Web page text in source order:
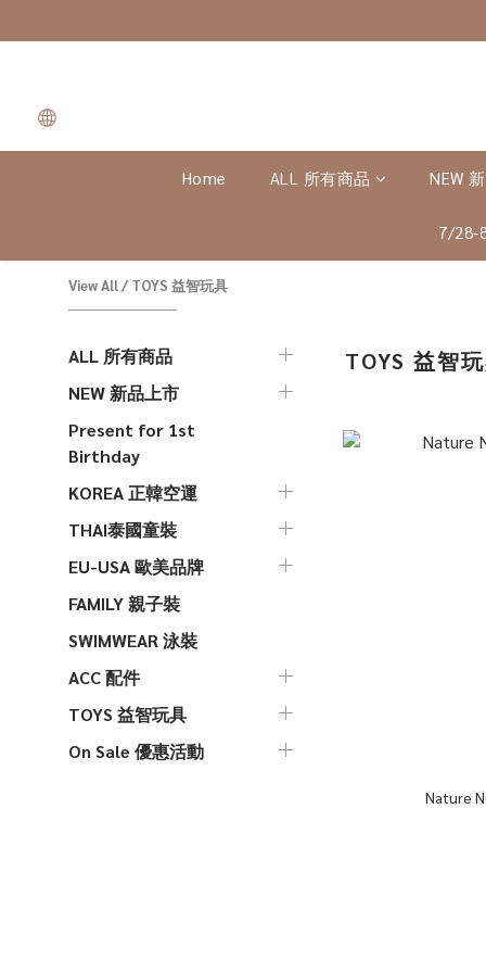
Home ALL 所有商品 NEW
7/28-
View All/ TOYS 益智玩具
ALL 所有商品
NEW 新品上市
Present for 1st
Birthday
KOREA 正韓空運
THAI泰國童裝
EU-USA 歐美品牌
FAMILY 親子裝
SWIMWEAR 泳裝
ACC 配件
TOYS 益智玩具
On Sale 優惠活動
TOYS 益智
Nature